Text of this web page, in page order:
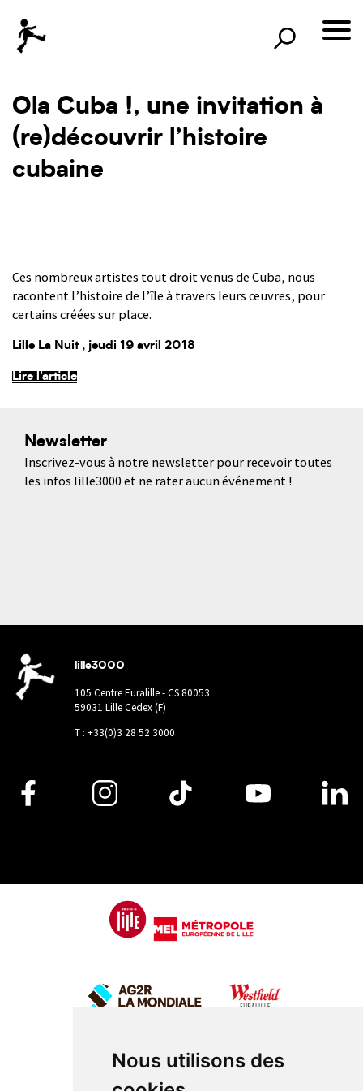
Nous utilisons des
le voyage continue
Rechercher ×
Ola Cuba !, une invitation à
(re)découvrir l’histoire
cubaine
Ces nombreux artistes tout droit venus de Cuba, nous
racontent l’histoire de l’île à travers leurs œuvres, pour
certains créées sur place.
Lille La Nuit, jeudi 19 avril 2018
Lire l'article
Newsletter
Inscrivez-vous à notre newsletter pour recevoir toutes
les infos lille3000 et ne rater aucun événement !
lille3000
105 Centre Euralille - CS 80053
59031 Lille Cedex (F)
T : +33(0)3 28 52 3000